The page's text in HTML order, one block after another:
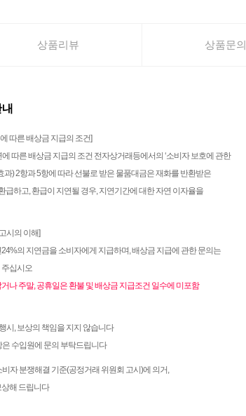
상품리뷰 상품문의
따른 배상금 지급의 조건]
따른 배상금 지급의 조건 전자상거래등에서의 ‘소비자 보호에 관한
과) 2항과 5항에 따라 선불로 받은 물품대금은 재화를 반환받은
급하고, 환급이 지연될 경우, 지연기간에 대한 자연 이자율을
시의 이해]
의 지연금을 소비자에게 지급하며, 배상금 지급에 관한 문의는
주십시오
나 주말, 공휴일은 환불 및 배상금 지급조건 일수에 미포함
시, 보상의 책임을 지지 않습니다
수입원에 문의 부탁드립니다
자 분쟁해결 기준(공정거래 위원회 고시)에 의거,
해 드립니다